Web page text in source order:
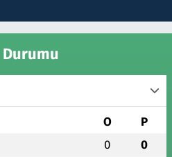
Durumu
O P
0 0